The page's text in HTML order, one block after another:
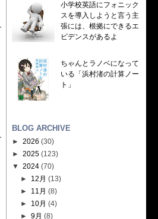
小学校英語にフォニック
スを導入しようと言う主
張には、根拠にできるエ
ビデンスがあるよ
ちゃんとラノベになって
いる「浜村渚の計算ノー
ト」
BLOG ARCHIVE
► 2026 (30)
► 2025 (123)
▼ 2024 (70)
► 12月 (13)
► 11月 (8)
► 10月 (4)
►9月 (8)